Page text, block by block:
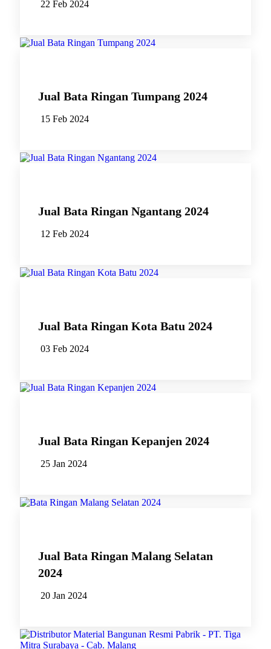
22 Feb 2024
Jual Bata Ringan Tumpang 2024
15 Feb 2024
Jual Bata Ringan Ngantang 2024
12 Feb 2024
Jual Bata Ringan Kota Batu 2024
03 Feb 2024
Jual Bata Ringan Kepanjen 2024
25 Jan 2024
Jual Bata Ringan Malang Selatan
2024
20 Jan 2024